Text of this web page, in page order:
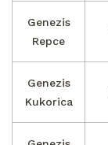
Genezis
Repce
Genezis
Kukorica